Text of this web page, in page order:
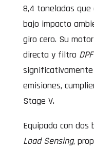
8,4 toneladas que
bajo impacto
giro cero. Su
directa y filtro DPF
emisiones,
Stage V.
Equipada con dos
Load Sensing,